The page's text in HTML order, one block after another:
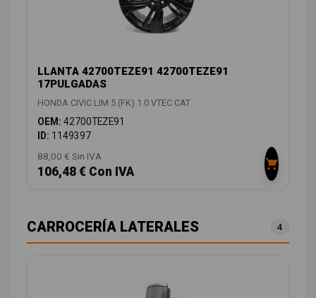
LLANTA 42700TEZE91 42700TEZE91
17PULGADAS
HONDA CIVIC LIM.5 (FK) 1.0 VTEC CAT
OEM: 42700TEZE91
ID: 1149397
88,00 € Sin IVA
106,48 € Con IVA
CARROCERÍA LATERALES 4